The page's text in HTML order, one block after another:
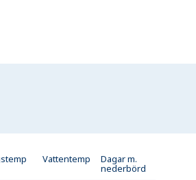
Vattentemp Dagar m.
nederbörd